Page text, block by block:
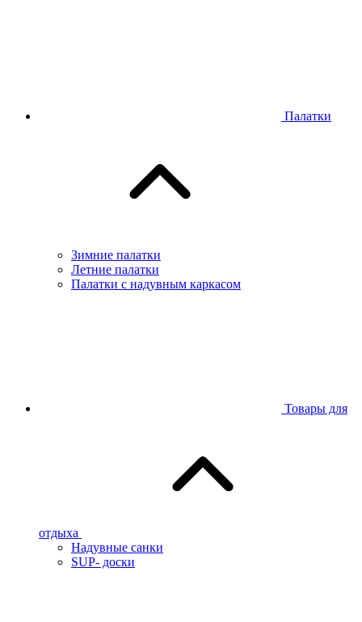
Палатки
Зимние палатки
Летние палатки
Палатки с надувным каркасом
Товары для
отдыха
Надувные санки
SUP- доски